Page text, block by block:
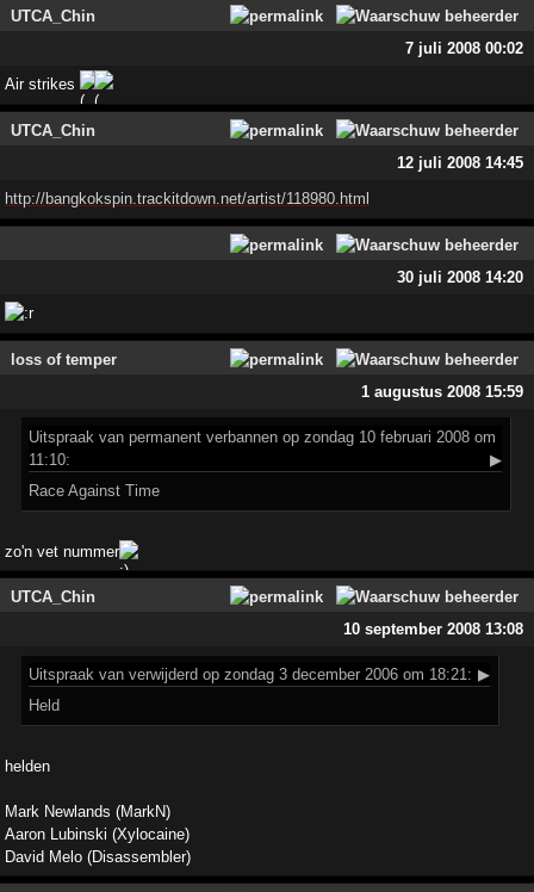
UTCA_Chin
7 juli 2008 00:02
Air strikes
UTCA_Chin
12 juli 2008 14:45
http://bangkokspin.trackitdown.net/artist/118980.html
30 juli 2008 14:20
loss of temper
1 augustus 2008 15:59
Uitspraak van permanent verbannen op zondag 10 februari 2008 om
11:10:
▶
Race Against Time
zo'n vet nummer
UTCA_Chin
10 september 2008 13:08
Uitspraak van verwijderd op zondag 3 december 2006 om 18:21: ▶
Held
helden
Mark Newlands (MarkN)
Aaron Lubinski (Xylocaine)
David Melo (Disassembler)